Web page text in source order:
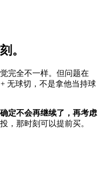
。
完全不一样。但问题在
无球切，不是拿他当持球
定不会再继续了，再考虑
，那时刻可以提前买。